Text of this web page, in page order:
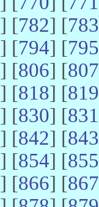
] [782] [783
] [794] [795
] [806] [807
] [818] [819
] [830] [831
] [842] [843
] [854] [855
] [866] [867